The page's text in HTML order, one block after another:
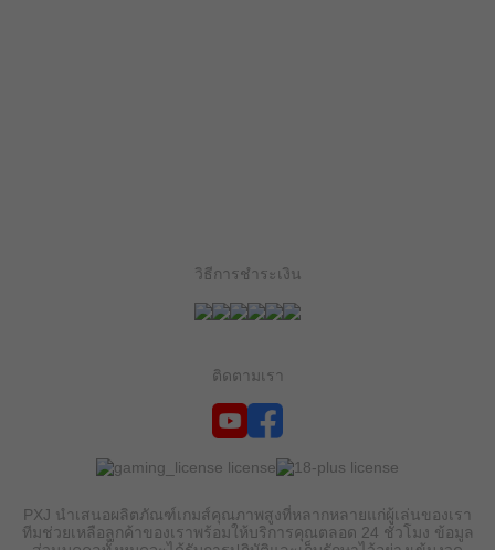
วิธีการชำระเงิน
ติดตามเรา
PXJ นำเสนอผลิตภัณฑ์เกมส์คุณภาพสูงที่หลากหลายแก่ผู้เล่นของเรา
ทีมช่วยเหลือลูกค้าของเราพร้อมให้บริการคุณตลอด 24 ชั่วโมง ข้อมูล